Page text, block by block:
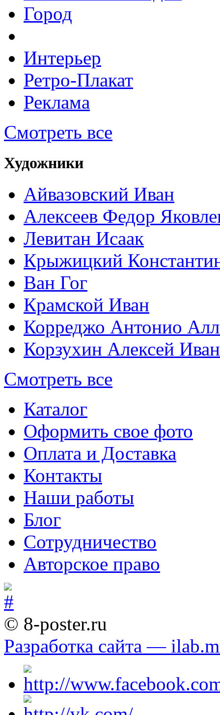
Город
Интерьер
Ретро-Плакат
Реклама
Смотреть все
Художники
Айвазовский Иван
Алексеев Федор
Левитан Исаак
Крыжицкий
Ван Гог
Крамской Иван
Корреджо Антонио
Корзухин Алексей
Смотреть все
Каталог
Оформить свое фото
Оплата и Доставка
Контакты
Наши работы
Блог
Сотрудничество
Авторское право
© 8-poster.ru
Разработка сайта —